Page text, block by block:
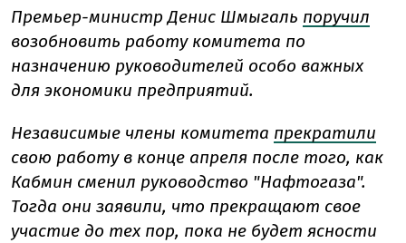
Премьер-министр Денис Шмыгаль поручил
возобновить работу комитета по
назначению руководителей особо важных
для экономики предприятий.
Независимые члены комитета прекратили
свою работу в конце апреля после того, как
Кабмин сменил руководство "Нафтогаза".
Тогда они заявили, что прекращают свое
участие до тех пор, пока не будет ясности